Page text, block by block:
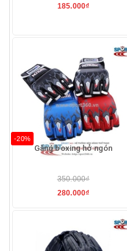
185.000₫
-20%
Găng boxing hở ngón
350.000₫
280.000₫